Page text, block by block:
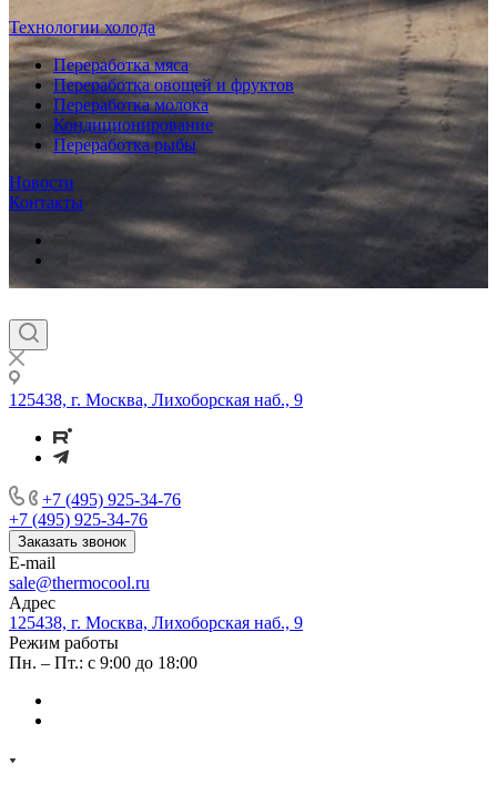
Технологии холода
Переработка мяса
Переработка овощей и фруктов
Переработка молока
Кондиционирование
Переработка рыбы
Новости
Контакты
125438, г. Москва, Лихоборская наб., 9
+7 (495) 925-34-76
+7 (495) 925-34-76
Заказать звонок
E-mail
sale@thermocool.ru
Адрес
125438, г. Москва, Лихоборская наб., 9
Режим работы
Пн. – Пт.: с 9:00 до 18:00